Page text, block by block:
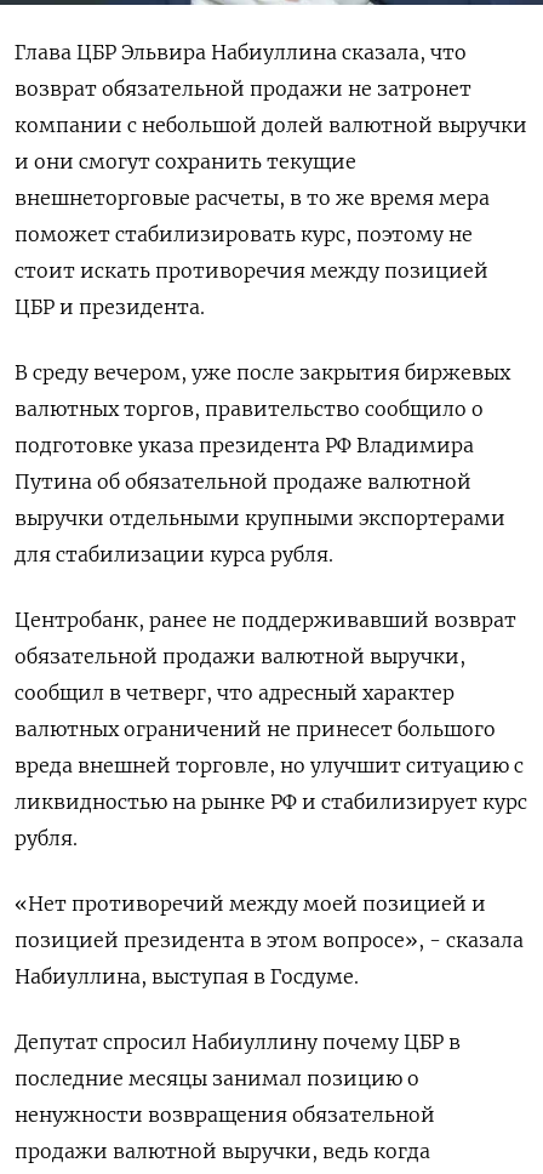
Глава ЦБР Эльвира Набиуллина сказала, что
возврат обязательной продажи не затронет
компании с небольшой долей валютной выручки
и они смогут сохранить текущие
внешнеторговые расчеты, в то же время мера
поможет стабилизировать курс, поэтому не
стоит искать противоречия между позицией
ЦБР и президента.
В среду вечером, уже после закрытия биржевых
валютных торгов, правительство сообщило о
подготовке указа президента РФ Владимира
Путина об обязательной продаже валютной
выручки отдельными крупными экспортерами
для стабилизации курса рубля.
Центробанк, ранее не поддерживавший возврат
обязательной продажи валютной выручки,
сообщил в четверг, что адресный характер
валютных ограничений не принесет большого
вреда внешней торговле, но улучшит ситуацию с
ликвидностью на рынке РФ и стабилизирует курс
рубля.
«Нет противоречий между моей позицией и
позицией президента в этом вопросе», - сказала
Набиуллина, выступая в Госдуме.
Депутат спросил Набиуллину почему ЦБР в
последние месяцы занимал позицию о
ненужности возвращения обязательной
продажи валютной выручки, ведь когда